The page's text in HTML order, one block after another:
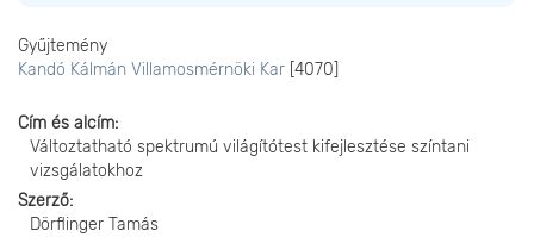
Gyűjtemény
Kandó Kálmán Villamosmérnöki Kar [4070]
Cím és alcím
Változtatható spektrumú világítótest kifejlesztése színtani
vizsgálatokhoz
Szerző
Dörflinger Tamás